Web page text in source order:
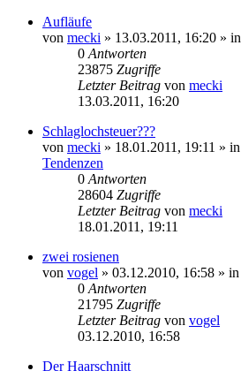
Aufläufe
von mecki » 13.03.2011, 16:20 » in
0 Antworten
23875 Zugriffe
Letzter Beitrag von mecki
13.03.2011, 16:20
Schlaglochsteuer???
von mecki » 18.01.2011, 19:11 » in
Tendenzen
0 Antworten
28604 Zugriffe
Letzter Beitrag von mecki
18.01.2011, 19:11
zwei rosienen
von vogel » 03.12.2010, 16:58 » in
0 Antworten
21795 Zugriffe
Letzter Beitrag von vogel
03.12.2010, 16:58
Der Haarschnitt